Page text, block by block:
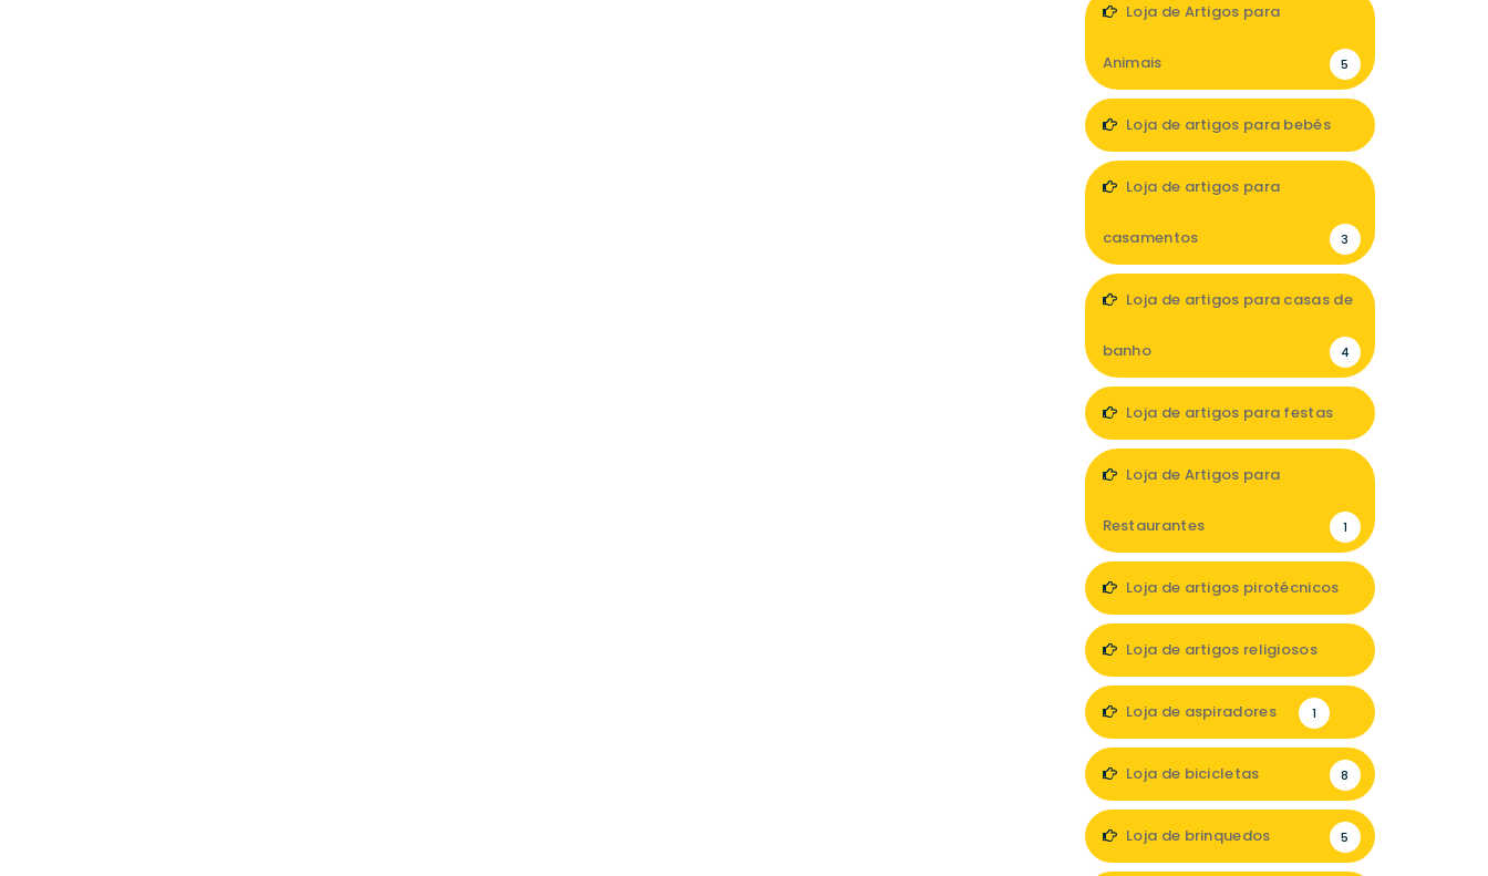
Loja de Artigos para
Animais 5
Loja de artigos para bebés
Loja de artigos para
casamentos 3
Loja de artigos para casas de
banho 4
Loja de artigos para festas
Loja de Artigos para
Restaurantes 1
Loja de artigos pirotécnicos
Loja de artigos religiosos
Loja de aspiradores 1
Loja de bicicletas 8
Loja de brinquedos 5